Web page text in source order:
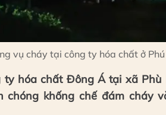
vụ cháy tại công ty hóa chất ở
ty hóa chất Đông Á tại xã
chóng khống chế đám cháy